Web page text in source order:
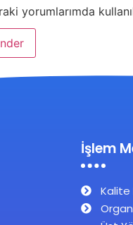
yorumlarımda
İşlem
Kalite